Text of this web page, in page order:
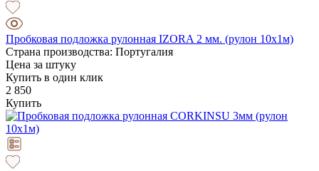
Пробковая подложка рулонная IZORA 2 мм. (рулон 10х1м)
Страна производства: Португалия
Цена за штуку
Купить в один клик
2 850
Купить